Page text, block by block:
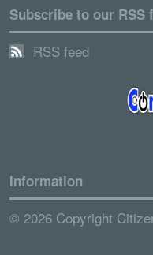
Subscribe to our RSS
RSS feed
Information
© 2026 Copyright